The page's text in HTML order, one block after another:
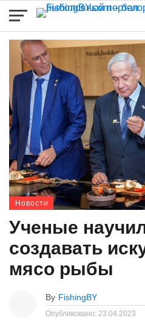
Новости
Ученые
создавать
мясо рыбы
By FishingBY
Опубликовано: 23.04.2023